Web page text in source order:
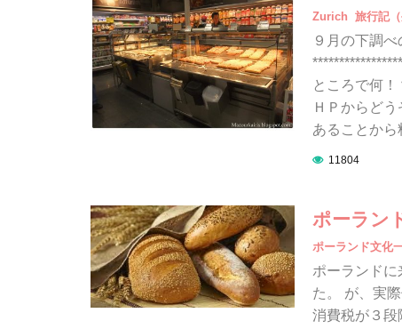
Zurich 旅行記（
９月の下調
ところで何
ＨＰからど
あることか
11804
ポーラン
ポーランド文化
ポーランド
た。 が、実
消費税が３段